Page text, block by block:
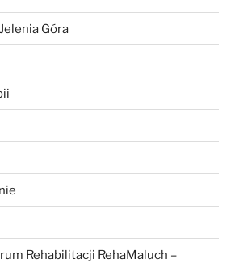
Góra
Rehabilitacji RehaMaluch –